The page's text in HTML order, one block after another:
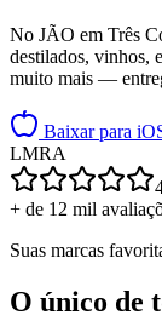
No JÃO em Três
destilados, vinhos,
muito mais —
Baixar para
LMRA
+ de 12 mil
Suas marcas
O único de